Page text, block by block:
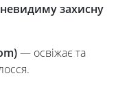
невидиму захисну
— освіжає та